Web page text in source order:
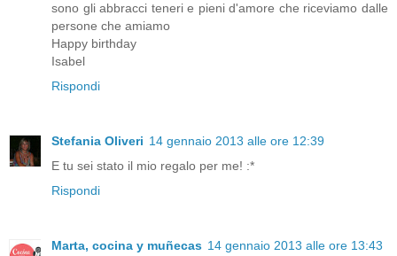
sono gli abbracci teneri e pieni d'amore che riceviamo dalle
persone che amiamo
Happy birthday
Isabel
Rispondi
Stefania Oliveri 14 gennaio 2013 alle ore 12:39
E tu sei stato il mio regalo per me! :*
Rispondi
Marta, cocina y muñecas 14 gennaio 2013 alle ore 13:43